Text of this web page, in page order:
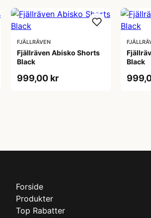
FJÄLLRÄVEN
Fjällräven Abisko Shorts
Black
999,00 kr
Black
Forside
Produkter
Top Rabatter